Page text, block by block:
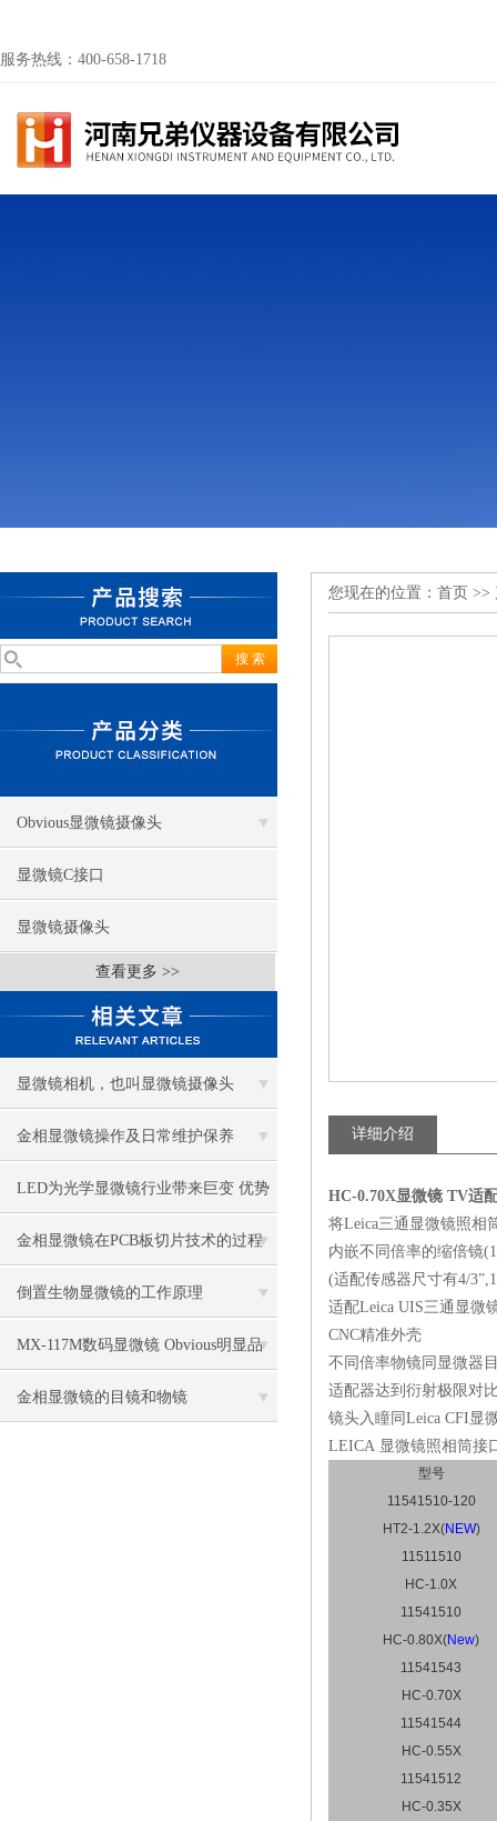
服务热线：400-658-1718
Obvious显微镜摄像头
显微镜C接口
显微镜摄像头
查看更多 >>
显微镜相机，也叫显微镜摄像头
金相显微镜操作及日常维护保养
LED为光学显微镜行业带来巨变 优势
比传统卤素更明显
金相显微镜在PCB板切片技术的过程
控制中的作用
倒置生物显微镜的工作原理
MX-117M数码显微镜 Obvious明显品
牌值得推荐
金相显微镜的目镜和物镜
您现在的位置： 首页 >>
详细介绍
HC-0.70X显微镜 TV适
将Leica三通显微镜照相
内嵌不同倍率的缩倍镜
(适配传感器尺寸有4/
适配Leica UIS三通显微
CNC精准外壳
不同倍率物镜同显微器
适配器达到衍射极限对
镜头入瞳同Leica CFI显
LEICA 显微镜照相筒接
型号
11541510-120
HT2-1.2X(NEW)
11511510
HC-1.0X
11541510
HC-0.80X(New)
11541543
HC-0.70X
11541544
HC-0.55X
11541512
HC-0.35X